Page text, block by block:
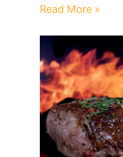
Read More »